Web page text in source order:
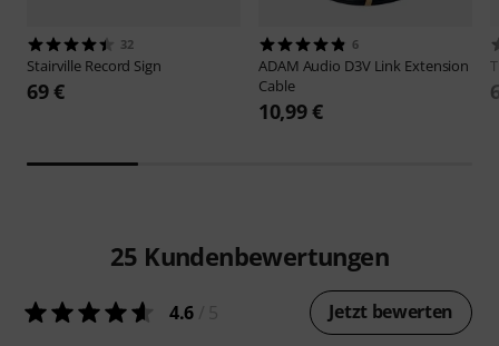
32
Stairville Record Sign
69 €
6
ADAM Audio D3V Link Extension
Cable
10,99 €
25 Kundenbewertungen
4.6 Jetzt bewerten